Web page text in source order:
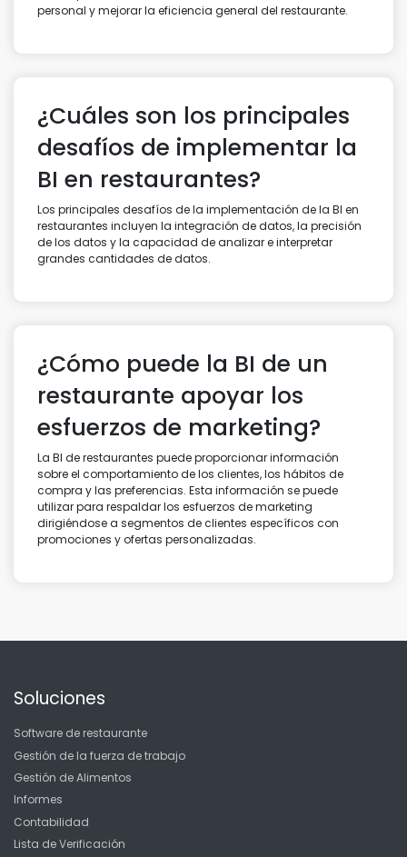
personal y mejorar la eficiencia general del restaurante.
¿Cuáles son los principales
desafíos de implementar la
BI en restaurantes?
Los principales desafíos de la implementación de la BI en
restaurantes incluyen la integración de datos, la precisión
de los datos y la capacidad de analizar e interpretar
grandes cantidades de datos.
¿Cómo puede la BI de un
restaurante apoyar los
esfuerzos de marketing?
La BI de restaurantes puede proporcionar información
sobre el comportamiento de los clientes, los hábitos de
compra y las preferencias. Esta información se puede
utilizar para respaldar los esfuerzos de marketing
dirigiéndose a segmentos de clientes específicos con
promociones y ofertas personalizadas.
Soluciones
Software de restaurante
Gestión de la fuerza de trabajo
Gestión de Alimentos
Informes
Contabilidad
Lista de Verificación